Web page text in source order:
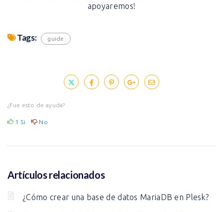
apoyaremos!
Tags: guide
¿Fue esto de ayuda?
1 Si No
Artículos relacionados
¿Cómo crear una base de datos MariaDB en Plesk?